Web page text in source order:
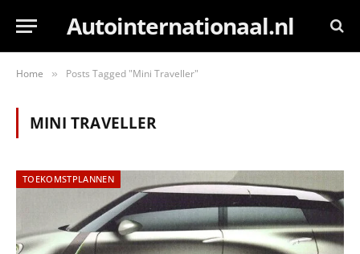
Autointernationaal.nl
Home » Posts Tagged "Mini Traveller"
MINI TRAVELLER
TOEKOMSTPLANNEN